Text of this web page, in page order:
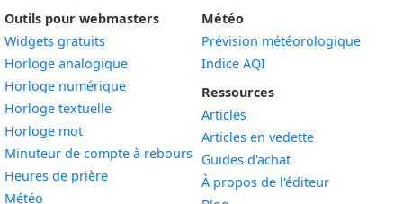
Outils pour webmasters
Widgets gratuits
Horloge analogiqueWidget
Horloge numériqueWidget
Horloge textuelleWidget
Horloge motWidget
Minuteur de compte à rebours Widget
Heures de prièreWidget
Météo
Météo
Prévision météorologique
Indice AQI
Ressources
Articles
Articles en vedette
Guides d'achat
À propos de l'éditeur